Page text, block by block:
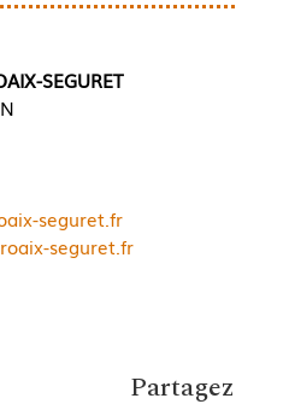
SEGURET
seguret.fr
seguret.fr
Partagez